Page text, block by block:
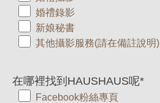
婚禮錄影
新娘秘書
其他攝影服務(請在備註說明)
在哪裡找到HAUSHAUS呢*
Facebook粉絲專頁